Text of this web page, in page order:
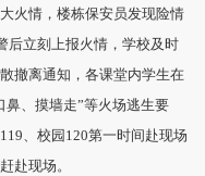
情，楼栋保安员发现险情
后立刻上报火情，学校及时
撤离通知，各课堂内学生在
鼻、摸墙走”等火场逃生要
、校园120第一时间赴现场
赴现场。